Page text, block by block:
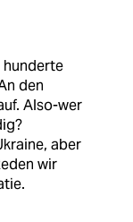
hunderte
den
Also-wer
aber
wir